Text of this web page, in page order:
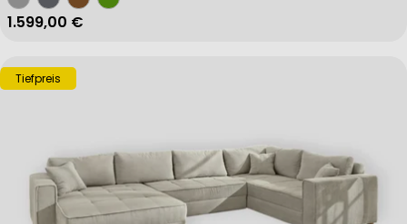
Regulärer Preis
1.599,00 €
Tiefpreis